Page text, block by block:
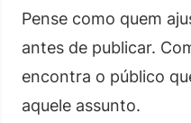
Pense como quem
antes de publicar.
encontra o público
aquele assunto.